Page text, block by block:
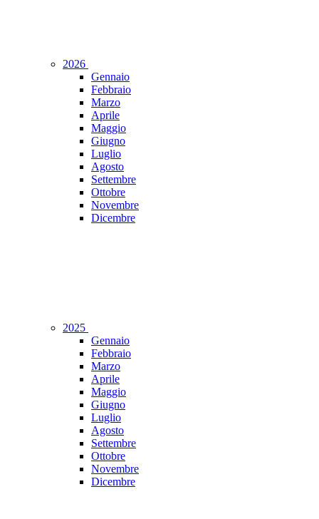
2026
Gennaio
Febbraio
Marzo
Aprile
Maggio
Giugno
Luglio
Agosto
Settembre
Ottobre
Novembre
Dicembre
2025
Gennaio
Febbraio
Marzo
Aprile
Maggio
Giugno
Luglio
Agosto
Settembre
Ottobre
Novembre
Dicembre